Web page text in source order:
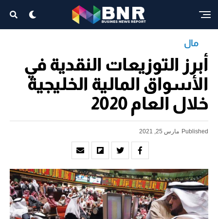
مال
أبرز التوزيعات النقدية في
الأسواق المالية الخليجية
خلال العام 2020
Published مارس 25, 2021